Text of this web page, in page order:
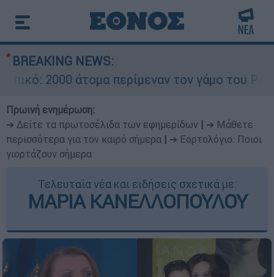
BREAKING NEWS:
άτομα περίμεναν τον γάμο του Ρονάλντο
Πρωινή ενημέρωση:
➔ Δείτε τα πρωτοσέλιδα των εφημερίδων
➔ Μάθετε
περισσότερα για τον καιρό σήμερα
➔ Εορτολόγιο: Ποιοι
γιορτάζουν σήμερα
Τελευταία νέα και ειδήσεις σχετικά με:
ΜΑΡΙΑ ΚΑΝΕΛΛΟΠΟΥΛΟΥ